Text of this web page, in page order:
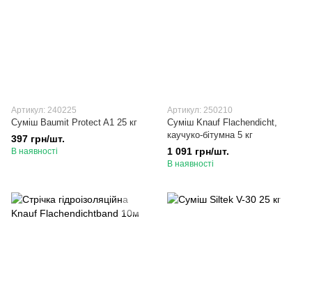
Артикул: 240225
Суміш Baumit Protect A1 25 кг
397 грн/шт.
В наявності
Артикул: 250210
Суміш Knauf Flachendicht,
каучуко-бітумна 5 кг
1 091 грн/шт.
В наявності